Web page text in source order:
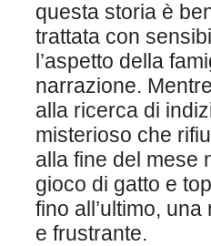
questa storia è
trattata con
l’aspetto della
narrazione.
alla ricerca di
misterioso che
alla fine del mese
gioco di gatto e
fino all’ultimo,
e frustrante.